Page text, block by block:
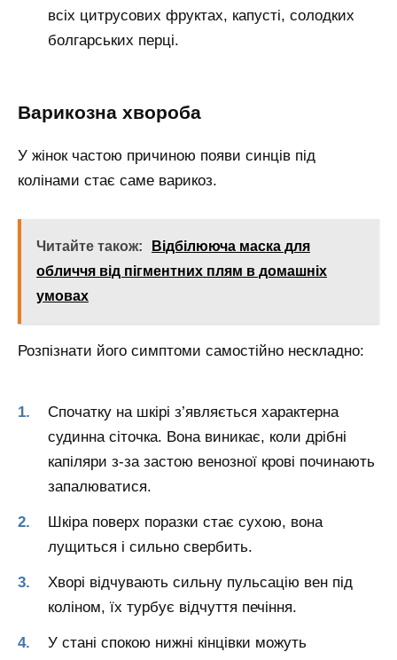
всіх цитрусових фруктах, капусті, солодких
болгарських перці.
Варикозна хвороба
У жінок частою причиною появи синців під
колінами стає саме варикоз.
Читайте також:
Відбілююча маска для
обличчя від пігментних плям в домашніх
умовах
Розпізнати його симптоми самостійно нескладно:
Спочатку на шкірі з’являється характерна
судинна сіточка. Вона виникає, коли дрібні
капіляри з-за застою венозної крові починають
запалюватися.
Шкіра поверх поразки стає сухою, вона
лущиться і сильно свербить.
Хворі відчувають сильну пульсацію вен під
коліном, їх турбує відчуття печіння.
У стані спокою нижні кінцівки можуть